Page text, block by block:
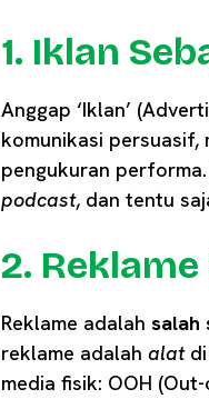
1. Iklan
Anggap ‘Iklan’
komunikasi persuasif,
pengukuran
podcast, dan tentu
2.
Reklame adalah salah
reklame adalah alatdi
media fisik: OOH